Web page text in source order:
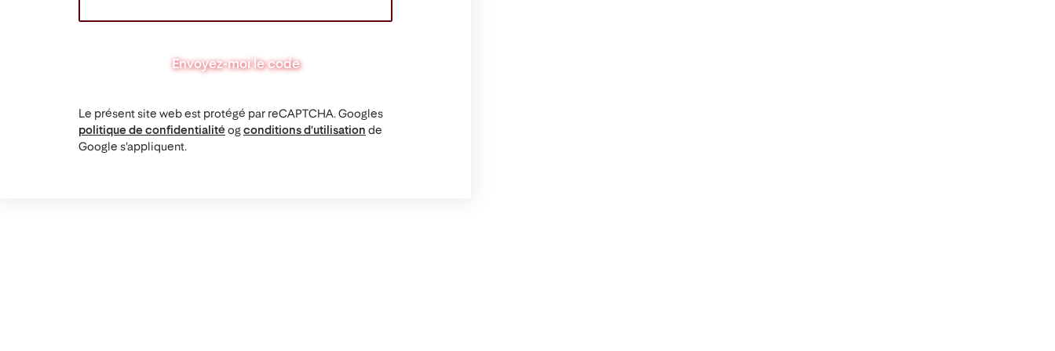
Envoyez-moi le code
Le présent site web est protégé par reCAPTCHA. Googles
politique de confidentialitéogconditions d'utilisation de
Google s'appliquent.